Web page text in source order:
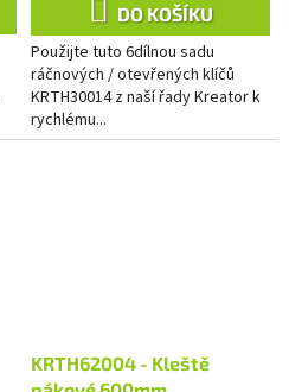
DO KOŠÍKU
Použijte tuto 6dílnou sadu
ráčnových / otevřených klíčů
KRTH30014 z naší řady Kreator k
rychlému...
KRTH62004 - Kleště